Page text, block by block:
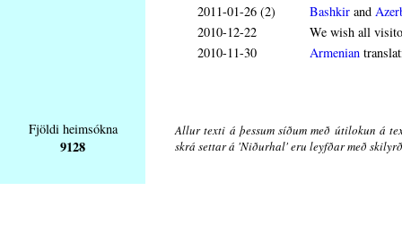
2011-01-26 (2)
Bashkir and
2010-12-22
We wish all
2010-11-30
Armenian
Fjöldi heimsókna
9128
Allur texti á þessum síðum með útilokun á
skrá settar á 'Niðurhal' eru leyfðar með